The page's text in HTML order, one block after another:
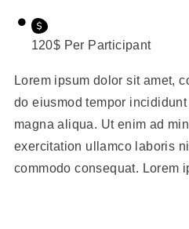
120$ Per Participant
Lorem ipsum dolor sit amet,
do eiusmod tempor
magna aliqua. Ut enim ad
exercitation ullamco laboris
commodo consequat. Lorem